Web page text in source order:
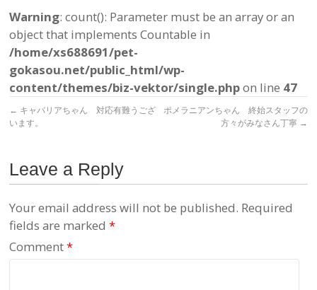
Warning: count(): Parameter must be an array or an
object that implements Countable in
/home/xs688691/pet-
gokasou.net/public_html/wp-
content/themes/biz-vektor/single.phpon line 47
← キャバリアちゃん 対応有難うござ
います。
ポメラニアンちゃん 終始スタッフの
方々がみなさん丁寧 →
Leave a Reply
Your email address will not be published. Required
fields are marked*
Comment*